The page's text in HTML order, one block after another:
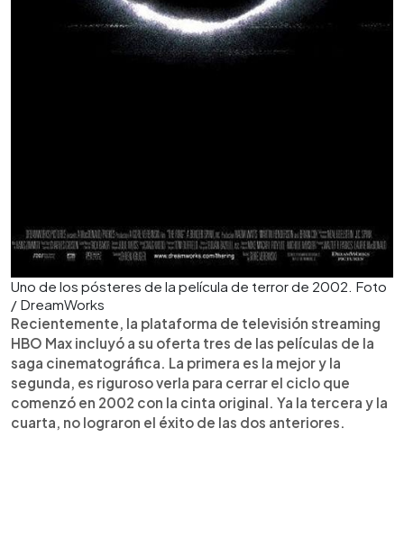
Uno de los pósteres de la película de terror de 2002. Foto
/ DreamWorks
Recientemente, la plataforma de televisión streaming
HBO Max incluyó a su oferta tres de las películas de la
saga cinematográfica. La primera es la mejor y la
segunda, es riguroso verla para cerrar el ciclo que
comenzó en 2002 con la cinta original. Ya la tercera y la
cuarta, no lograron el éxito de las dos anteriores.